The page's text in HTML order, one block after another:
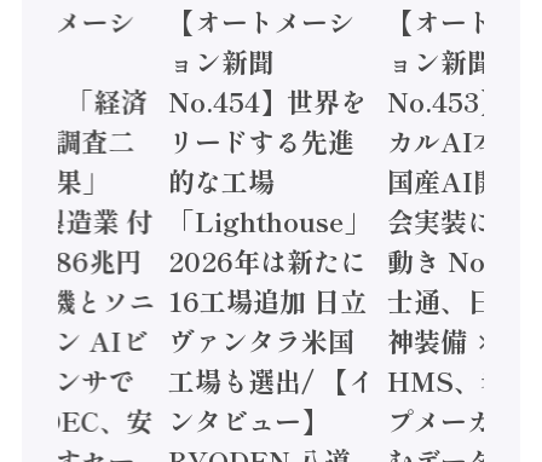
トメーシ
】「経済
態調査二
結果」
年製造業 付
額86兆円
電機とソニ
コン AIビ
センサで
/ IDEC、安
【オートメーシ
ョン新聞
No.454】世界を
リードする先進
的な工場
「Lighthouse」
2026年は新たに
16工場追加 日立
ヴァンタラ米国
工場も選出/ 【イ
ンタビュー】
【オートメ
ョン新聞
No.453】フ
カルAI本格
国産AI開発
会実装に活
動き
士通、日立
神装備 ×
HMS、老舗
プメーカー